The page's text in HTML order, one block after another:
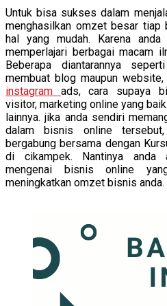
Untuk bisa sukses dalam
menghasilkan omzet besar tiap
hal yang mudah. Karena
memperlajari berbagai macam
Beberapa diantarannya
membuat blog maupun
instagram ads, cara supaya
visitor, marketing online yang
lainnya. jika anda sendiri
dalam bisnis online
bergabung bersama dengan
di cikampek. Nantinya anda
mengenai bisnis online
meningkatkan omzet bisnis anda.